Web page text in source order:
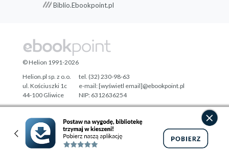
Biblio.Ebookpoint.pl
Designed with ♥ byTonik.pl
© Helion 1991-2026
Helion.pl sp. z o.o.
ul. Kościuszki 1c
44-100 Gliwice
tel. (32) 230-98-63
e-mail:[wyświetl email]@ebookpoint.pl
NIP: 6312636254
Regon: 241989027
Pełna wersja strony »